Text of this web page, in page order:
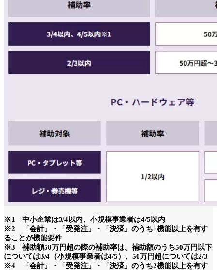
※1 中小企業は3/4以内、小規模事業者は4/5以内
※2 「会計」・「受発注」・「決済」のうち1機能以上を有す
ることが機能要件
※3 補助額50万円超の際の補助率は、補助額のうち50万円以下
については3/4（小規模事業者は4/5）、50万円超については2/3
※4 「会計」・「受発注」・「決済」のうち2機能以上を有す